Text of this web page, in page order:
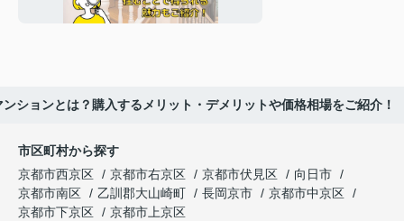
ンションとは？購入するメリット・デメリットや価格相場をご紹介！
市区町村から探す
京都市西京区
京都市右京区 京都市伏見区
向日市
京都市南区
乙訓郡大山崎町 長岡京市
京都市中京区
京都市下京区
京都市上京区